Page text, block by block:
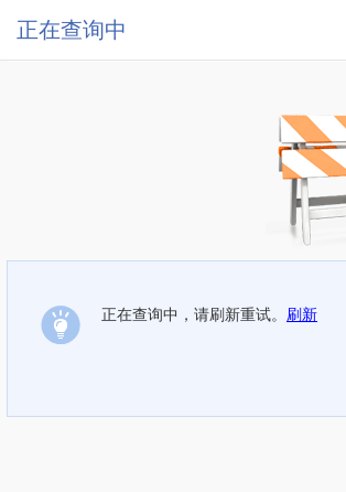
正在查询中
正在查询中，请刷新重试。 刷新